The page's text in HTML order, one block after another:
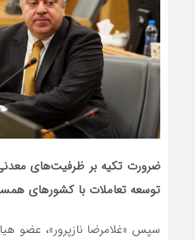
ضرورت تکیه بر ظرفیت‌های
توسعه تعاملات با کشورهای
سپس «غلامرضا نازپرور»، عضو